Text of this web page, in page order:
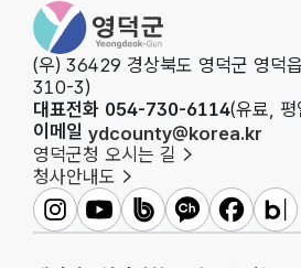
영덕군청
(우) 36429 경상북도 영덕군 영덕
310-3)
대표전화 054-730-6114(유료,
이메일 ydcounty@korea.kr
영덕군청 오시는 길
청사안내도
영덕군인스타그램
영덕군유튜브영덕군밴드영덕군카카오채널
영덕군페이
영덕